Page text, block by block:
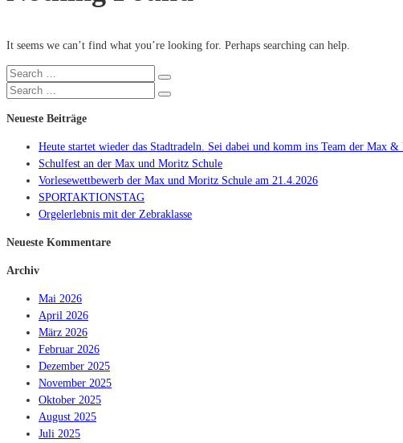
It seems we can’t find what you’re looking for. Perhaps searching can help.
Search
for:
Search
Search
Search
Neueste Beiträge
Heute startet wieder das Stadtradeln. Sei dabei und komm ins Team der Max &
Schulfest an der Max und Moritz Schule
Vorlesewettbewerb der Max und Moritz Schule am 21.4.2026
SPORTAKTIONSTAG
Orgelerlebnis mit der Zebraklasse
Neueste Kommentare
Archiv
Mai 2026
April 2026
März 2026
Februar 2026
Dezember 2025
November 2025
Oktober 2025
August 2025
Juli 2025